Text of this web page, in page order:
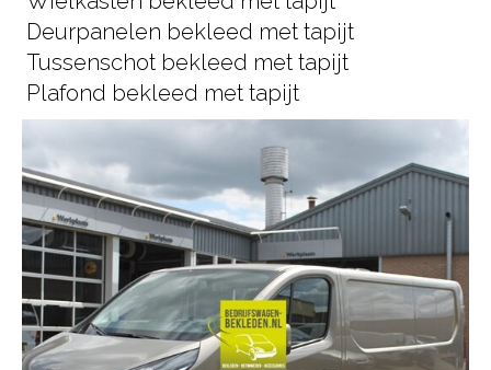
Deurpanelen bekleed met tapijt
Tussenschot bekleed met tapijt
Plafond bekleed met tapijt